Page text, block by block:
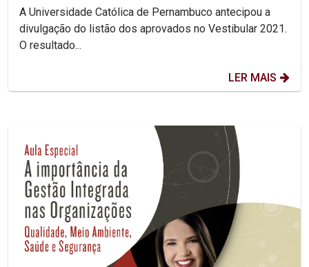
A Universidade Católica de Pernambuco antecipou a
divulgação do listão dos aprovados no Vestibular 2021.
O resultado...
LER MAIS